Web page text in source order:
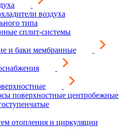
воздуха
типа
сплит-системы
и баки мембранные
поверхностные центробежные
отопления и циркуляции